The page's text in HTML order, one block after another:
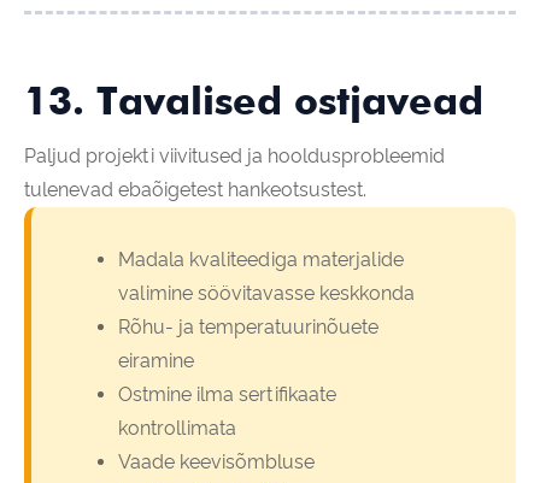
13. Tavalised ostjavead
Paljud projekti viivitused ja hooldusprobleemid
tulenevad ebaõigetest hankeotsustest.
Madala kvaliteediga materjalide
valimine söövitavasse keskkonda
Rõhu- ja temperatuurinõuete
eiramine
Ostmine ilma sertifikaate
kontrollimata
Vaade keevisõmbluse